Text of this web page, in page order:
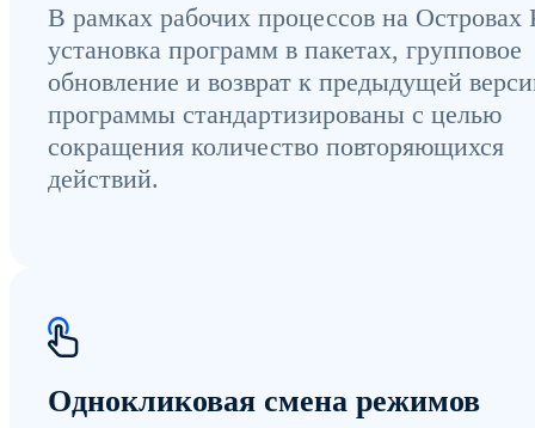
В рамках рабочих процессов на Островах
установка программ в пакетах, групповое
обновление и возврат к предыдущей
программы стандартизированы с целью
сокращения количество повторяющихся
действий.
Однокликовая смена режимов